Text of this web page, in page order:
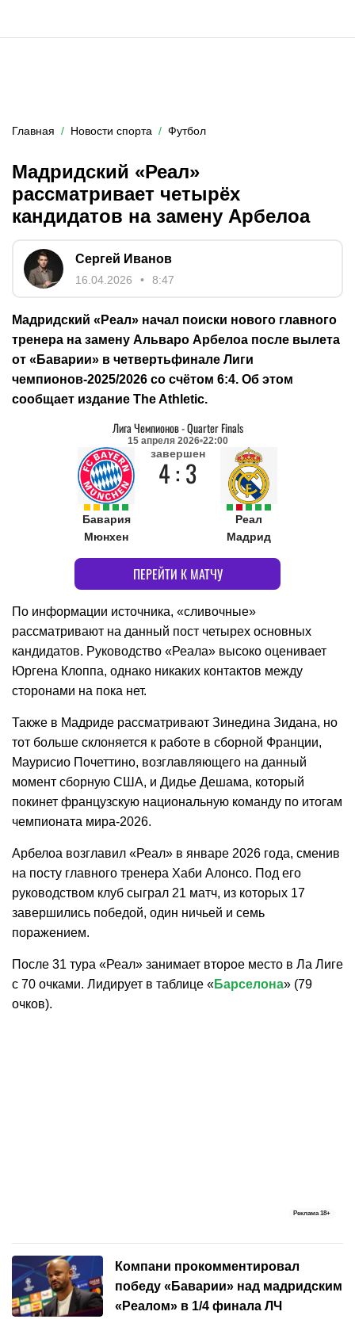
Главная Новости спорта Футбол
Мадридский «Реал»
рассматривает четырёх
кандидатов на замену Арбелоа
Сергей Иванов
16.04.2026 8:47
Мадридский «Реал» начал поиски нового главного
тренера на замену Альваро Арбелоа после вылета
от «Баварии» в четвертьфинале Лиги
чемпионов-2025/2026 со счётом 6:4. Об этом
сообщает издание The Athletic.
Лига Чемпионов-Quarter Finals
15 апреля 2026 22:00
Бавария
Мюнхен
завершен
4 : 3
Реал
Мадрид
ПЕРЕЙТИ К МАТЧУ
По информации источника, «сливочные»
рассматривают на данный пост четырех основных
кандидатов. Руководство «Реала» высоко оценивает
Юргена Клоппа, однако никаких контактов между
сторонами на пока нет.
Также в Мадриде рассматривают Зинедина Зидана, но
тот больше склоняется к работе в сборной Франции,
Маурисио Почеттино, возглавляющего на данный
момент сборную США, и Дидье Дешама, который
покинет французскую национальную команду по итогам
чемпионата мира-2026.
Арбелоа возглавил «Реал» в январе 2026 года, сменив
на посту главного тренера Хаби Алонсо. Под его
руководством клуб сыграл 21 матч, из которых 17
завершились победой, один ничьей и семь
поражением.
После 31 тура «Реал» занимает второе место в Ла Лиге
с 70 очками. Лидирует в таблице «Барселона» (79
очков).
Реклама 18+
Компани прокомментировал
победу «Баварии» над мадридским
«Реалом» в 1/4 финала ЛЧ